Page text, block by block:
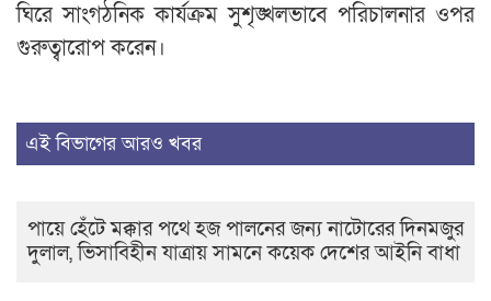
ঘিরে সাংগঠনিক কার্যক্রম সুশৃঙ্খলভাবে পরিচালনার ওপর
গুরুত্বারোপ করেন।
এই বিভাগের আরও খবর
পায়ে হেঁটে মক্কার পথে হজ পালনের জন্য নাটোরের দিনমজুর
দুলাল, ভিসাবিহীন যাত্রায় সামনে কয়েক দেশের আইনি বাধা